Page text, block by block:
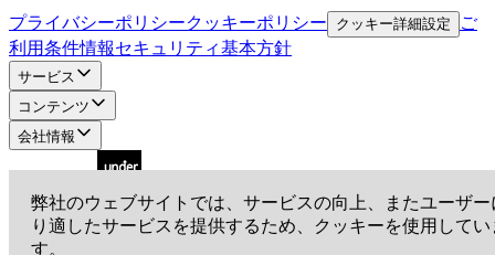
プライバシーポリシークッキーポリシー クッキー詳細設定
ご
利用条件情報セキュリティ基本方針
サービス
コンテンツ
会社情報
アンダーワークス株式会社
弊社のウェブサイトでは、サービスの向上、またユーザー
り適したサービスを提供するため、クッキーを使用してい
す。